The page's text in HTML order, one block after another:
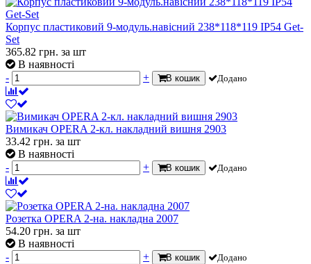
Корпус пластиковий 9-модуль.навісний 238*118*119 IP54 Get-
Set
365.82 грн. за шт
В наявності
-
+ В кошик Додано
Вимикач OPERA 2-кл. накладний вишня 2903
33.42 грн. за шт
В наявності
-
+ В кошик Додано
Розетка OPERA 2-на. накладна 2007
54.20 грн. за шт
В наявності
-
+ В кошик Додано